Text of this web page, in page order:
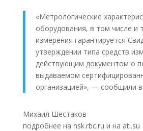
«Метрологические
оборудования, в том числе и
измерения гарантируется
утверждении типа средств
действующим документом о
выдаваемом
организацией», — сообщили в
Михаил Шестаков
подробнее на nsk.rbc.ru и на ati.su